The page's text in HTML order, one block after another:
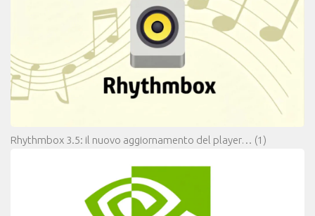
Rhythmbox 3.5: il nuovo aggiornamento del player… (1)